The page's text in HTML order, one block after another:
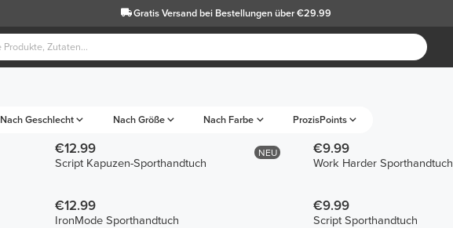
Gratis Versandbei Bestellungen über €29.99
Nach Geschlecht Nach Größe Nach Farbe ProzisPoints
NEU
€12.99
Script Kapuzen-Sporthandtuch
€9.99
Work Harder Sporthandtuch
€12.99
IronMode Sporthandtuch
€9.99
Script Sporthandtuch